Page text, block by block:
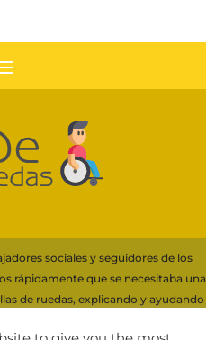
sociales y seguidores de los
rápidamente que se necesitaba una
de ruedas, explicando y ayudando